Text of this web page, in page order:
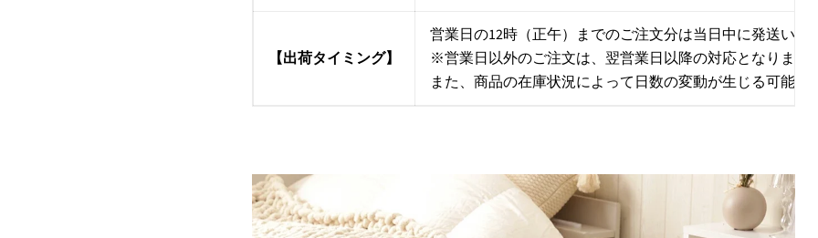
【出荷タイミング】
営業日の12時（正午）までのご注文分は当日中に発送いた
※営業日以外のご注文は、翌営業日以降の対応となります
また、商品の在庫状況によって日数の変動が生じる可能